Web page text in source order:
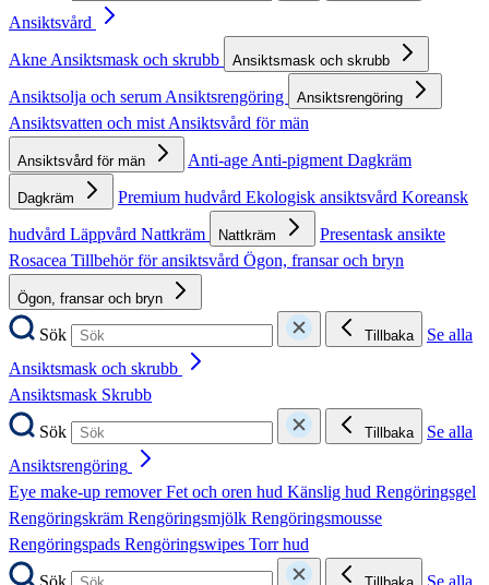
Ansiktsvård
AkneAnsiktsmask och skrubb Ansiktsmask och skrubb
Ansiktsolja och serumAnsiktsrengöring Ansiktsrengöring
Ansiktsvatten och mistAnsiktsvård för män
Ansiktsvård för män Anti-ageAnti-pigmentDagkräm
Dagkräm Premium hudvård Ekologisk ansiktsvård Koreansk
hudvård Läppvård Nattkräm Nattkräm
Presentask ansikte
Rosacea Tillbehör för ansiktsvård Ögon, fransar och bryn
Ögon, fransar och bryn
Sök Tillbaka
Se alla
Ansiktsmask och skrubb
Ansiktsmask Skrubb
Sök
Tillbaka
Se alla
Ansiktsrengöring
Eye make-up removerFet och oren hud Känslig hud Rengöringsgel
Rengöringskräm Rengöringsmjölk Rengöringsmousse
Rengöringspads Rengöringswipes Torr hud